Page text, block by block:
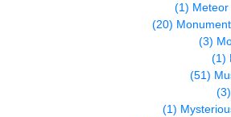
(1)
(20)
(3)
(1)
(51)
(3)
(1)